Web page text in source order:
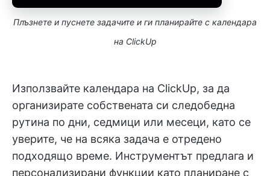
Плъзнете и пуснете задачите и ги планирайте с календара
на ClickUp
Използвайте календара на ClickUp, за да
организирате собствената си следобедна
рутина по дни, седмици или месеци, като се
уверите, че на всяка задача е отредено
подходящо време. Инструментът предлага и
персонализирани функции като планиране с